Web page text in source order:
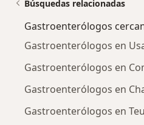
Búsquedas relacionadas
Gastroenterólogos
Gastroenterólogos en
Gastroenterólogos en
Gastroenterólogos en
Gastroenterólogos en